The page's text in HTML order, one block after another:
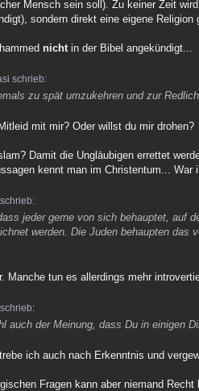
Mensch sein soll). Zu keiner Zeit
sondern direkt eine eigene Religion
nichtin der Bibel angekündigt...
schrieb:
zu spät umzukehren und zur
mit mir? Oder willst du mir drohen?
Damit die Ungläubigen errettet
kennt man im Christentum... War
jeder gerne von sich behauptet, auf
werden. Die Juden behaupten das
Manche tun es allerdings mehr
auch der Meinung, dass Du in einigen
ich auch nach Erkenntnis und
Fragen kann aber niemand